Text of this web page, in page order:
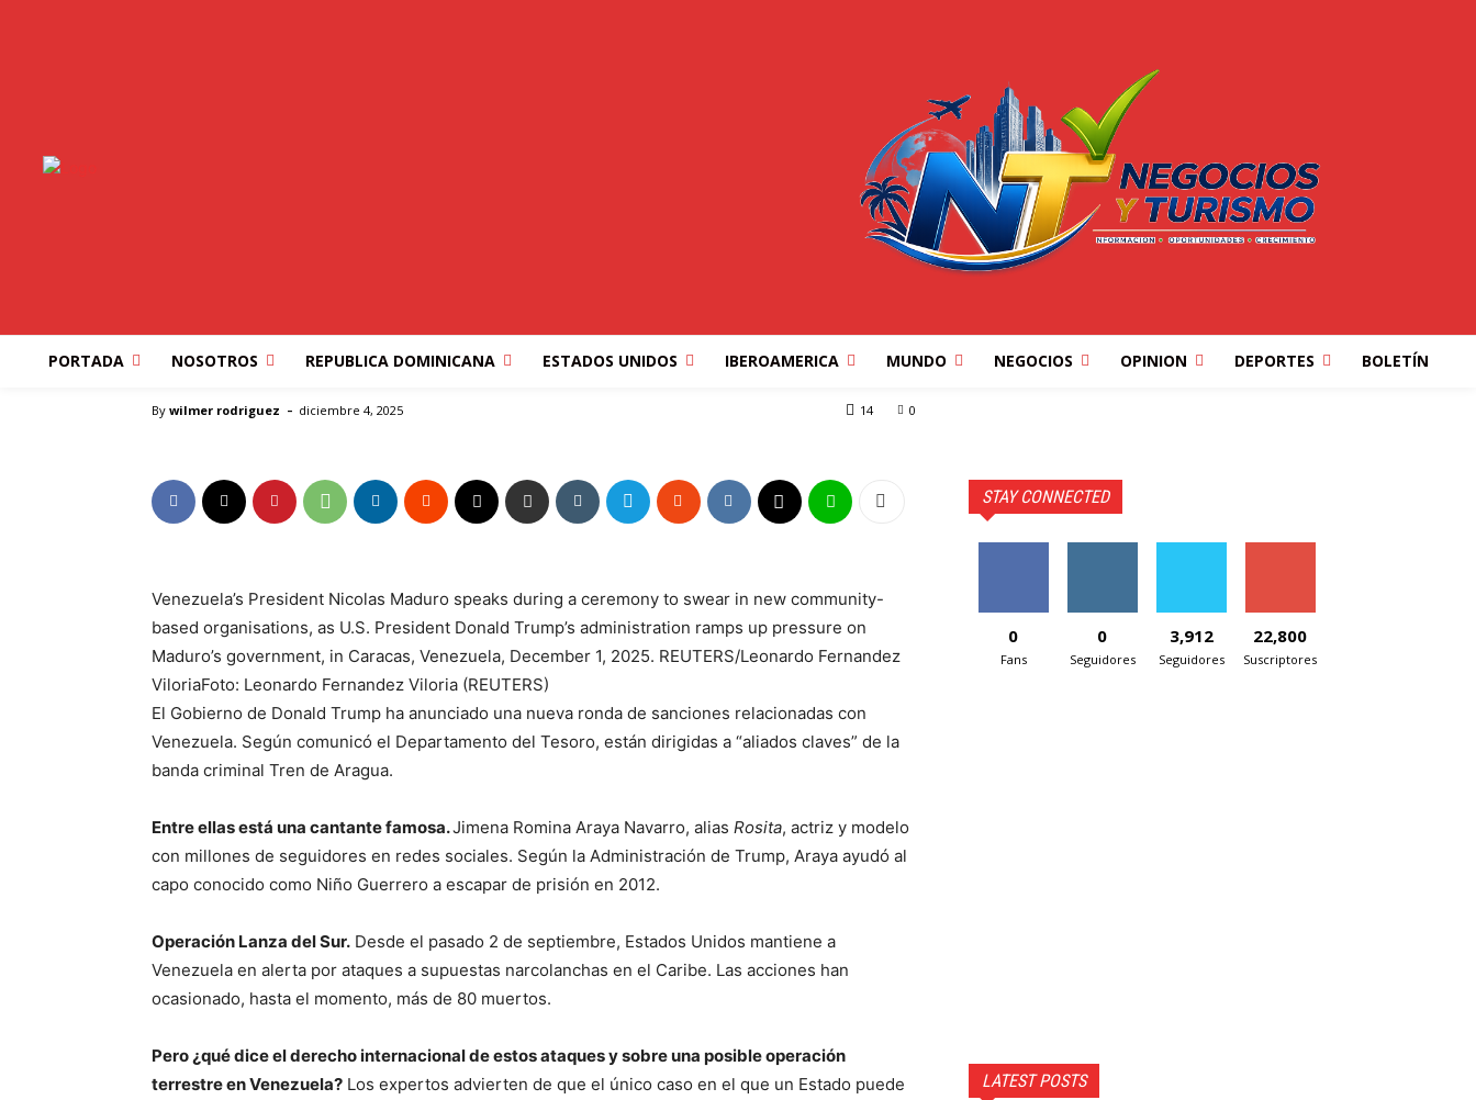
PORTADA NOSOTROS REPUBLICA DOMINICANA ESTADOS UNIDOS IBEROAMERICA MUNDO NEGOCIOS OPINION DEPORTES BOLETÍN
Estados Unidos aumenta la presión sobre
Exprés
By wilmer rodriguez - diciembre 4, 2025 0
14
Venezuela’s President Nicolas Maduro speaks during a ceremony to swear in new community-
based organisations, as U.S. President Donald Trump’s administration ramps up pressure on
Maduro’s government, in Caracas, Venezuela, December 1, 2025. REUTERS/Leonardo Fernandez
ViloriaFoto: Leonardo Fernandez Viloria (REUTERS)
El Gobierno de Donald Trump ha anunciado una nueva ronda de sanciones relacionadas con
Venezuela. Según comunicó el Departamento del Tesoro, están dirigidas a “aliados claves” de la
banda criminal Tren de Aragua.
Entre ellas está una cantante famosa.Jimena Romina Araya Navarro, alias Rosita, actriz y modelo
con millones de seguidores en redes sociales. Según la Administración de Trump, Araya ayudó al
capo conocido como Niño Guerrero a escapar de prisión en 2012.
Operación Lanza del Sur. Desde el pasado 2 de septiembre, Estados Unidos mantiene a
Venezuela en alerta por ataques a supuestas narcolanchas en el Caribe. Las acciones han
ocasionado, hasta el momento, más de 80 muertos.
Pero ¿qué dice el derecho internacional de estos ataques y sobre una posible operación
terrestre en Venezuela? Los expertos advierten de que el único caso en el que un Estado puede
STAY CONNECTED
0
Fans
0
Seguidores
3,912
Seguidores
22,800
Suscriptores
LATEST POSTS